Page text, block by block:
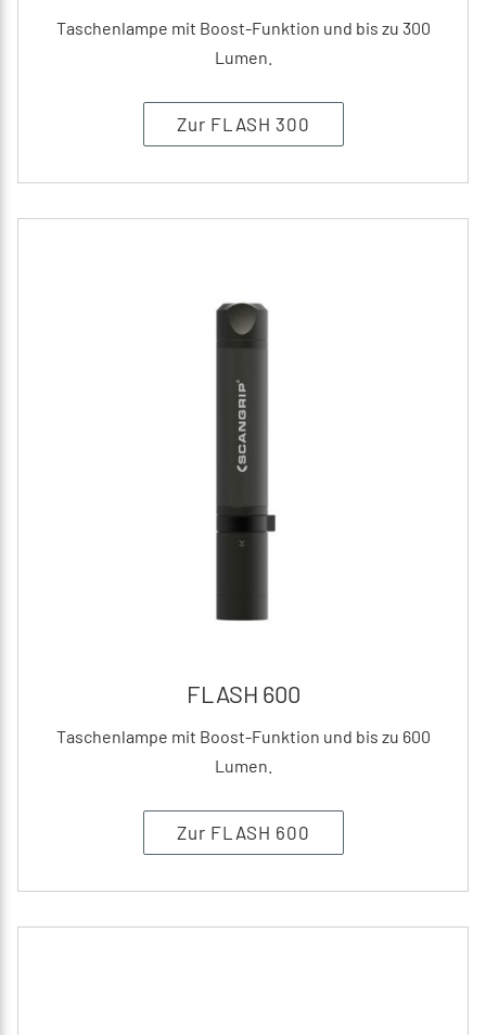
Taschenlampe mit Boost-Funktion und bis zu 300
Lumen.
Zur FLASH 300
FLASH 600
Taschenlampe mit Boost-Funktion und bis zu 600
Lumen.
Zur FLASH 600